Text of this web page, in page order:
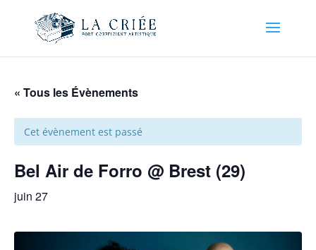
« Tous les Évènements
Cet évènement est passé
Bel Air de Forro @ Brest (29)
juin 27